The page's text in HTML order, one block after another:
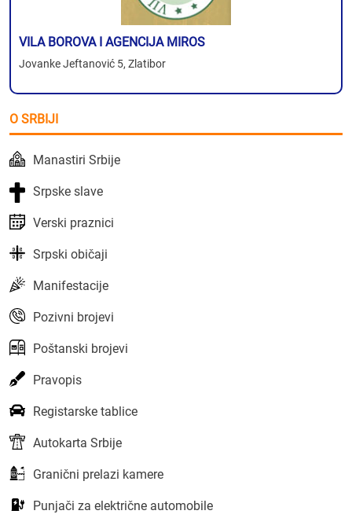
VILA BOROVA I AGENCIJA MIROS
Jovanke Jeftanović 5, Zlatibor
O SRBIJI
Manastiri Srbije
Srpske slave
Verski praznici
Srpski običaji
Manifestacije
Pozivni brojevi
Poštanski brojevi
Pravopis
Registarske tablice
Autokarta Srbije
Granični prelazi kamere
Punjači za električne automobile